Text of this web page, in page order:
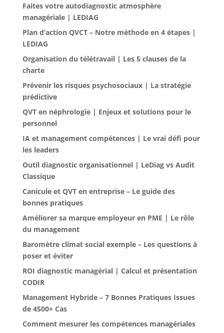
Faites votre autodiagnostic atmosphère
managériale | LEDIAG
Plan d’action QVCT – Notre méthode en 4 étapes |
LEDIAG
Organisation du télétravail | Les 5 clauses de la
charte
Prévenir les risques psychosociaux | La stratégie
prédictive
QVT en néphrologie | Enjeux et solutions pour le
personnel
IA et management compétences | Le vrai défi pour
les leaders
Outil diagnostic organisationnel | LeDiag vs Audit
Classique
Canicule et QVT en entreprise – Le guide des
bonnes pratiques
Améliorer sa marque employeur en PME | Le rôle
du management
Baromètre climat social exemple – Les questions à
poser et éviter
ROI diagnostic managérial | Calcul et présentation
CODIR
Management Hybride – 7 Bonnes Pratiques Issues
de 4500+ Cas
Comment mesurer les compétences managériales